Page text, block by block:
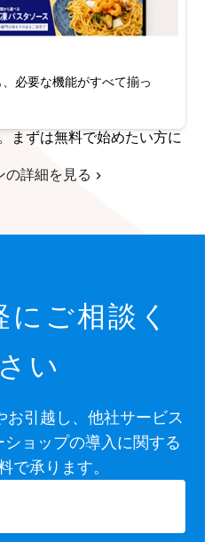
必要な機能がすべて揃っ
まずは無料で始めたい方に
の詳細を見る
にご相談く
い
お引越し、他社サービス
ョップの導入に関する
で承ります。